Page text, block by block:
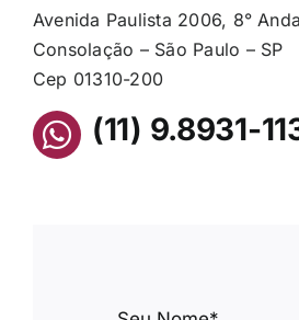
Avenida Paulista 2006, 8°
Consolação – São Paulo – SP
Cep 01310-200
(11) 9.8931-